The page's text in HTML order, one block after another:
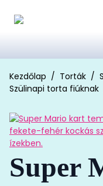
Kezdőlap Torták
Szülinapi torta fiúknak
Super